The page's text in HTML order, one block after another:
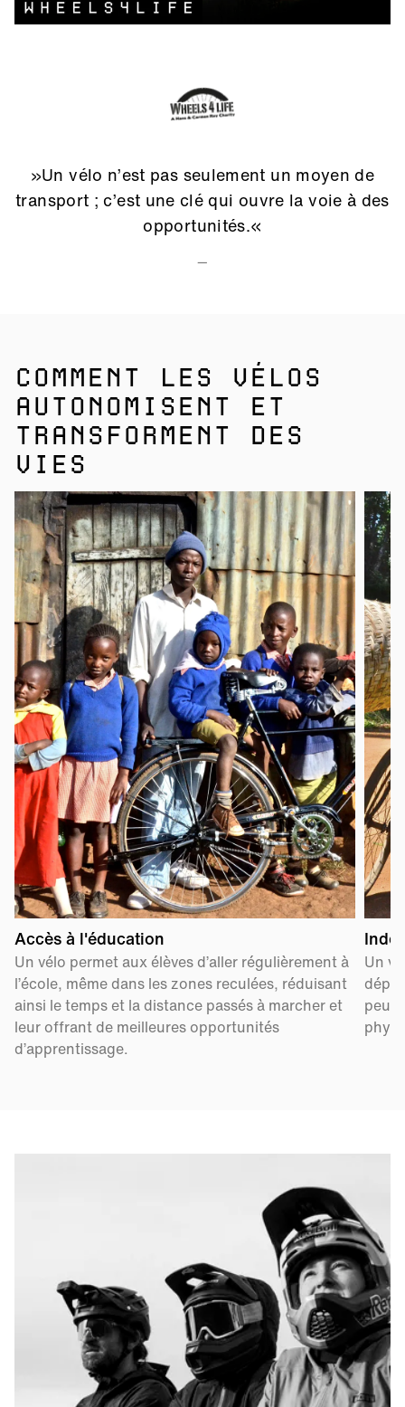
»Un vélo n’est pas seulement un moyen de
transport ; c’est une clé qui ouvre la voie à des
opportunités.«
—
COMMENT LES VÉLOS
AUTONOMISENT ET
TRANSFORMENT DES
VIES
Accès à l'éducation
Un vélo permet aux élèves d’aller régulièrement à
l’école, même dans les zones reculées, réduisant
ainsi le temps et la distance passés à marcher et
leur offrant de meilleures opportunités
d’apprentissage.
Un
peu